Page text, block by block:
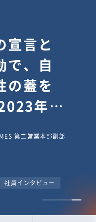
スタン
裏切
”【真
役員 兼 Jooto事業部
リア入社 Jooto